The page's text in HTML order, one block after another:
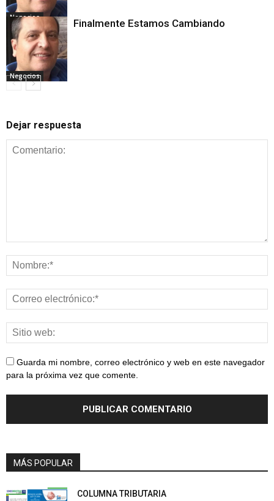
Negocios
Negocios
Finalmente Estamos Cambiando
Dejar respuesta
Guarda mi nombre, correo electrónico y web en este navegador
para la próxima vez que comente.
MÁS POPULAR
COLUMNA TRIBUTARIA